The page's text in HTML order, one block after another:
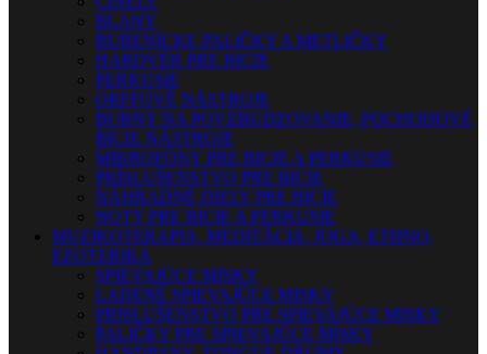
BLANY
BUBENÍCKE PALIČKY A METLIČKY
HARDVÉR PRE BICIE
PERKUSIE
ORFFOVÉ NÁSTROJE
BUBNY NA POVZBUDZOVANIE, POCHODOVÉ
BICIE NÁSTROJE
MIKROFÓNY PRE BICIE A PERKUSIE
PRÍSLUŠENSTVO PRE BICIE
NÁHRADNÉ DIELY PRE BICIE
NOTY PRE BICIE A PERKUSIE
MUZIKOTERAPIA, MEDITÁCIA, JOGA, ETHNO,
EZOTERIKA
SPIEVAJÚCE MISKY
LADENÉ SPIEVAJÚCE MISKY
PRISLUŠENSTVO PRE SPIEVAJÚCE MISKY
PALIČKY PRE SPIEVAJÚCE MISKY